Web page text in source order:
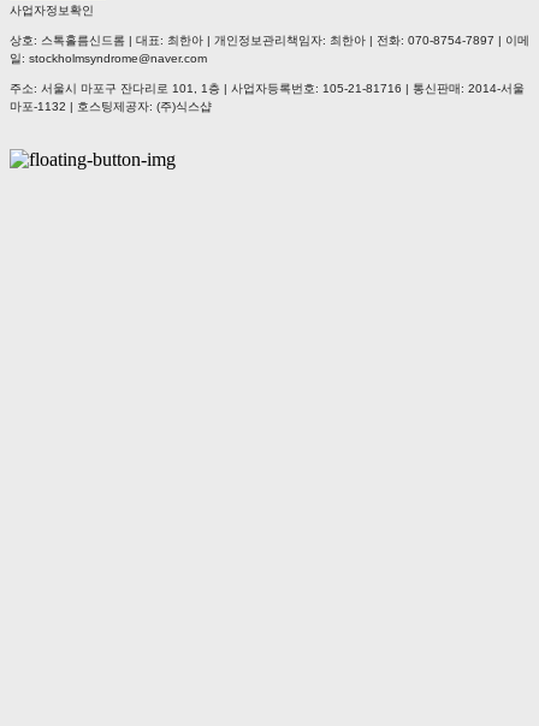
사업자정보확인
상호: 스톡홀름신드롬 | 대표: 최한아 | 개인정보관리책임자: 최한아 | 전화: 070-8754-7897 | 이메
일: stockholmsyndrome@naver.com
주소: 서울시 마포구 잔다리로 101, 1층 | 사업자등록번호: 105-21-81716 | 통신판매: 2014-서울
마포-1132 | 호스팅제공자: (주)식스샵